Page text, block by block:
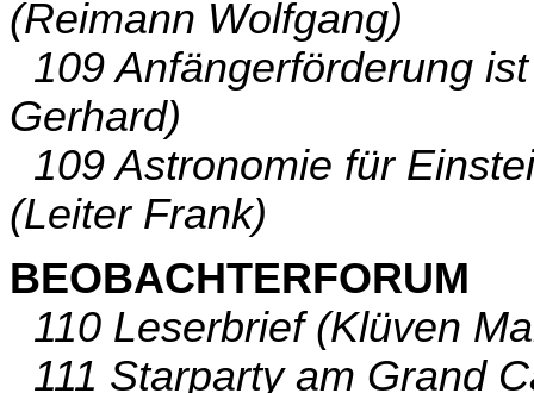
(Reimann Wolfgang)
109 Anfängerförderung
Gerhard)
109 Astronomie für
(Leiter Frank)
BEOBACHTERFORUM
110 Leserbrief (Klüven
111 Starparty am Grand